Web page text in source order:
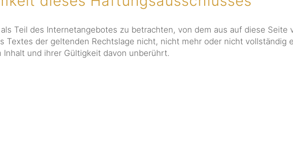
Teil des Internetangebotes zu betrachten, von dem aus auf diese
Textes der geltenden Rechtslage nicht, nicht mehr oder nicht vollständig
und ihrer Gültigkeit davon unberührt.